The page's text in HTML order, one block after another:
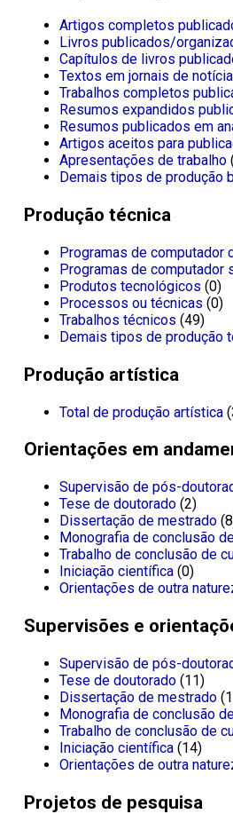
Artigos completos
Livros publicados/
Capítulos de livros
Textos em jornais de
Trabalhos completos
Resumos expandidos
Resumos publicados em
Artigos aceitos para
Apresentações de trabalho
Demais tipos de produção
Produção técnica
Programas de computador
Programas de computador
Produtos tecnológicos (0)
Processos ou técnicas (0)
Trabalhos técnicos (49)
Demais tipos de produção
Produção artística
Total de produção artística
Orientações em
Supervisão de pós-
Tese de doutorado(2)
Dissertação de mestrado
Monografia de conclusão
Trabalho de conclusão de
Iniciação científica(0)
Orientações de outra
Supervisões e
Supervisão de pós-
Tese de doutorado(11)
Dissertação de mestrado
Monografia de conclusão
Trabalho de conclusão de
Iniciação científica(14)
Orientações de outra
Projetos de pesquisa